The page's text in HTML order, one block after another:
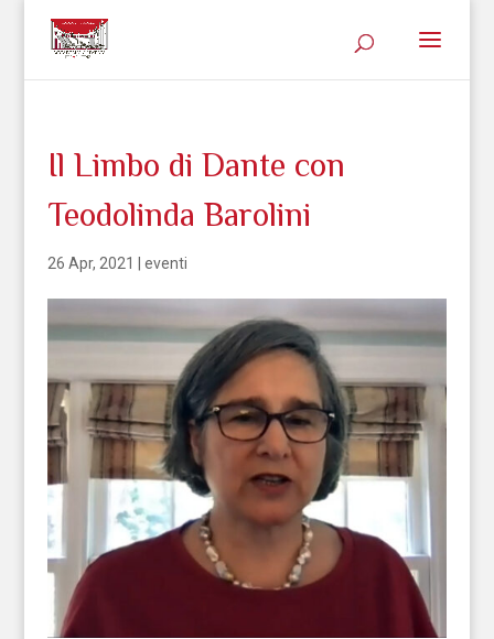
Il Limbo di Dante con
Teodolinda Barolini
26 Apr, 2021 eventi